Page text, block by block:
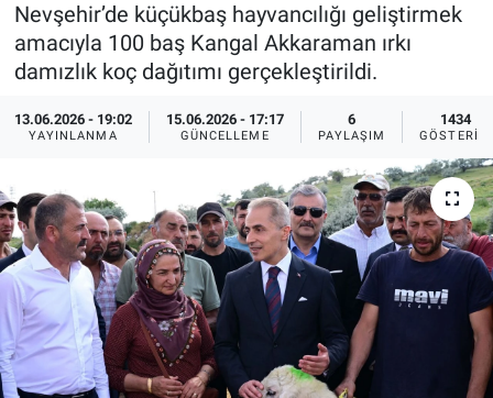
Nevşehir’de küçükbaş hayvancılığı geliştirmek
amacıyla 100 baş Kangal Akkaraman ırkı
damızlık koç dağıtımı gerçekleştirildi.
13.06.2026 - 19:02
YAYINLANMA
15.06.2026 - 17:17
GÜNCELLEME
6
PAYLAŞIM
1434
GÖSTERIM
Sağlık
Asayiş
İlan - Duyuru- Mesaj
Yaşam
Sağlık
Eğitim
Kültür
İlan - Duyuru- Mesaj